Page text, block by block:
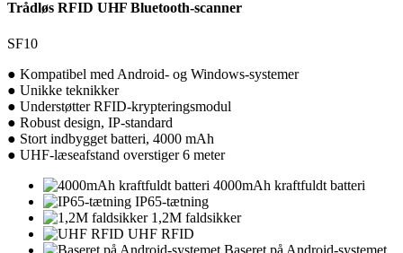
Trådløs RFID UHF Bluetooth-scanner
SF10
● Kompatibel med Android- og Windows-systemer
● Unikke teknikker
● Understøtter RFID-krypteringsmodul
● Robust design, IP-standard
● Stort indbygget batteri, 4000 mAh
● UHF-læseafstand overstiger 6 meter
4000mAh kraftfuldt batteri
IP65-tætning
1,2M faldsikker
UHF RFID
Baseret på Android-systemet